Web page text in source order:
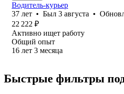
Водитель-курьер
37 лет • Был 3 августа •
22 222 ₽
Активно ищет работу
Общий опыт
16 лет 3 месяца
Быстрые фильтры